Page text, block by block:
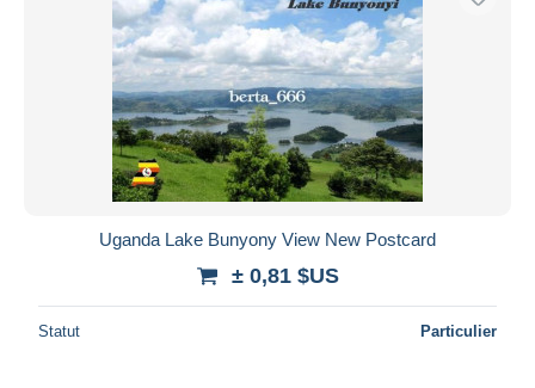
Uganda Lake Bunyony View New Postcard
± 0,81 $US
Statut Particulier